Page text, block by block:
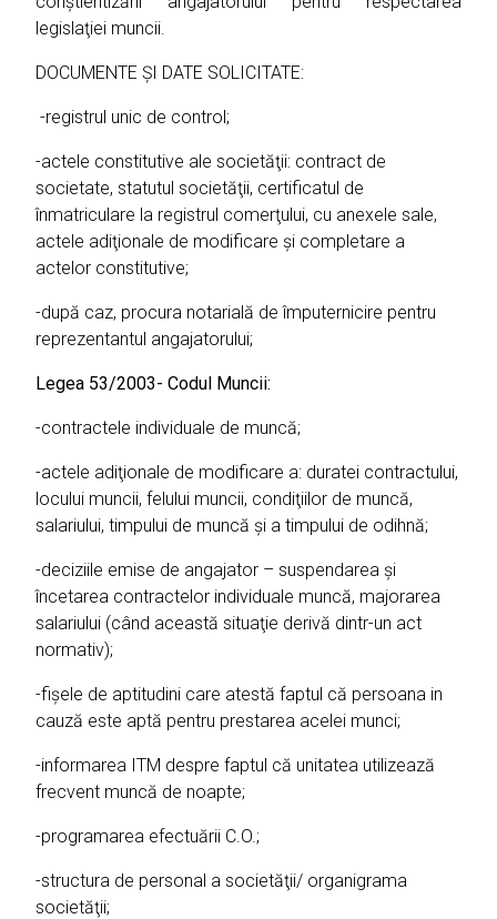
legislaţiei muncii.
DOCUMENTE ŞI DATE SOLICITATE:
-registrul unic de control;
-actele constitutive ale societăţii: contract de
societate, statutul societăţii, certificatul de
înmatriculare la registrul comerţului, cu anexele sale,
actele adiţionale de modificare şi completare a
actelor constitutive;
-după caz, procura notarială de împuternicire pentru
reprezentantul angajatorului;
Legea 53/2003- Codul Muncii:
-contractele individuale de muncă;
-actele adiţionale de modificare a: duratei contractului,
locului muncii, felului muncii, condiţiilor de muncă,
salariului, timpului de muncă şi a timpului de odihnă;
-deciziile emise de angajator – suspendarea şi
încetarea contractelor individuale muncă, majorarea
salariului (când această situaţie derivă dintr-un act
normativ);
-fişele de aptitudini care atestă faptul că persoana in
cauză este aptă pentru prestarea acelei munci;
-informarea ITM despre faptul că unitatea utilizează
frecvent muncă de noapte;
-programarea efectuării C.O.;
-structura de personal a societăţii/ organigrama
societăţii;